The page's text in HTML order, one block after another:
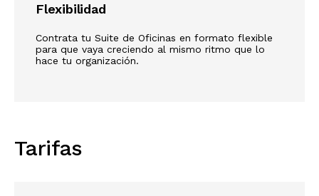
Flexibilidad
Contrata tu Suite de Oficinas en formato flexible
para que vaya creciendo al mismo ritmo que lo
hace tu organización.
Tarifas